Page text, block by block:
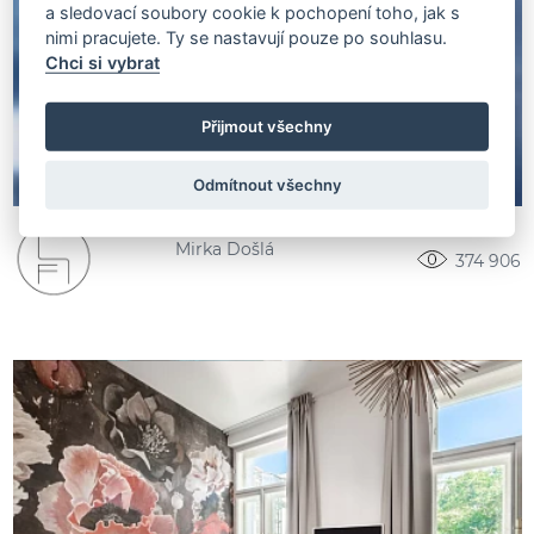
Mirka Došlá
374 906
a sledovací soubory cookie k pochopení toho, jak s
nimi pracujete. Ty se nastavují pouze po souhlasu.
Chci si vybrat
Přijmout všechny
Odmítnout všechny